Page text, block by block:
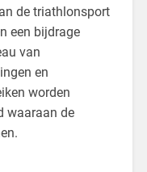
de triathlonsport
een bijdrage
van
en
worden
waaraan de